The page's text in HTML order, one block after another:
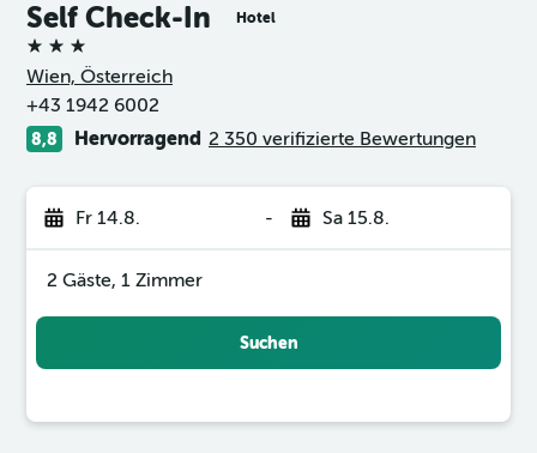
Self Check-In
Hotel
3 Sterne
Wien, Österreich
+43 1942 6002
8,8 Hervorragend 2 350 verifizierte Bewertungen
Fr 14.8. - Sa 15.8.
2 Gäste, 1 Zimmer
Suchen